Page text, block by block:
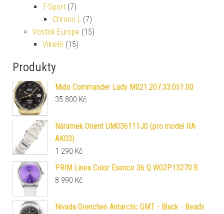
T-Sport (7)
Chrono L (7)
Vostok Europe (15)
Vilnelé (15)
Produkty
Mido Commander Lady M021.207.33.051.00
35 800 Kč
Náramek Orient UM036111J0 (pro model RA-
AK03)
1 290 Kč
PRIM Linea Color Esence 36 Q W02P.13270.B
8 990 Kč
Nivada Grenchen Antarctic GMT - Black - Beads